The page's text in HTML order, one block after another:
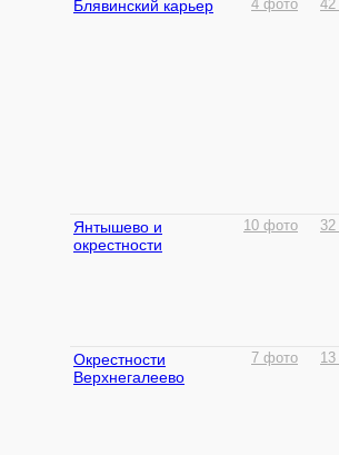
Блявинский карьер 4 фото
Янтышево и
окрестности
10 фото
Окрестности
Верхнегалеево
7 фото